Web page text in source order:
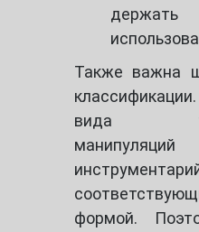
Также важна
вида
формой.